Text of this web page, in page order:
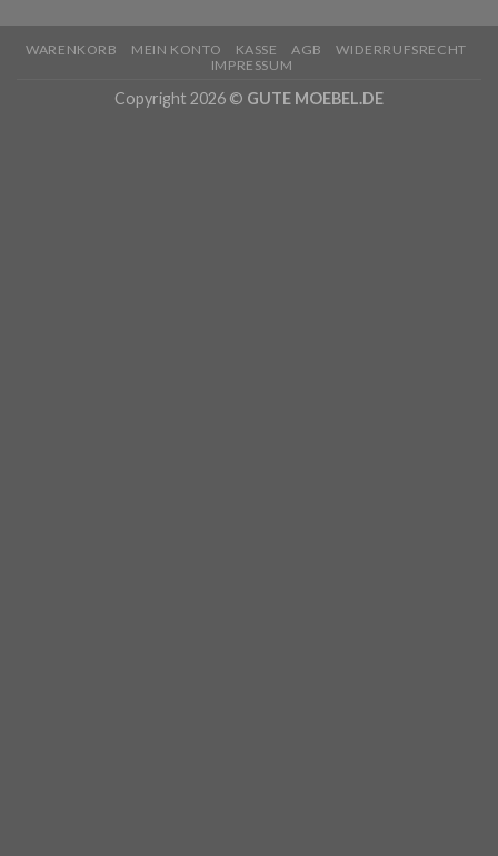
WARENKORB MEIN KONTO KASSE AGB
WIDERRUFSRECHT
IMPRESSUM
Copyright 2026 © GUTE MOEBEL.DE